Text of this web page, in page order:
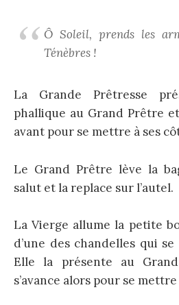
Ô Soleil, prends les
Ténèbres !
La Grande Prêtresse
phallique au Grand Prêtre
avant pour se mettre à ses
Le Grand Prêtre lève la
salut et la replace sur l’autel.
La Vierge allume la petite
d’une des chandelles qui
Elle la présente au
s’avance alors pour se mettre